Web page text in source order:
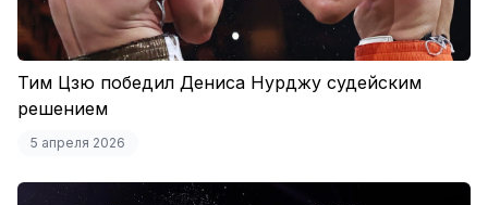
Тим Цзю победил Дениса Нурджу судейским
решением
5 апреля 2026